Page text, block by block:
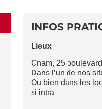
INFOS
Lieux
Cnam, 25
Dans l’un de nos
Ou bien dans les
si intra